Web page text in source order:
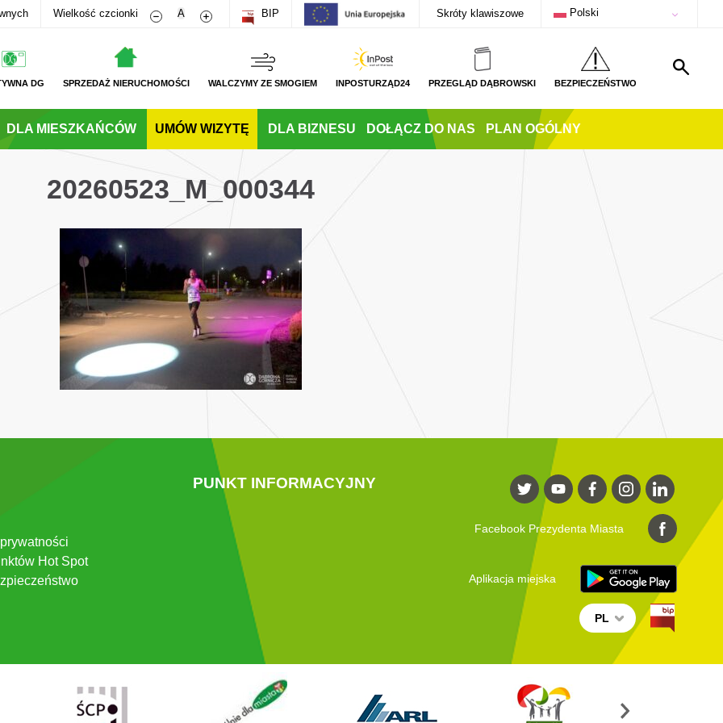
Wielkość czcionki Zmniejsz rozmiar czcionki
A Zwiększ rozmiar czcionki
BIP Skróty klawiszowe Polski
DG SPRZEDAŻ NIERUCHOMOŚCI WALCZYMY ZE SMOGIEM INPOSTURZĄD24 PRZEGLĄD DĄBROWSKI BEZPIECZEŃSTWO
DLA MIESZKAŃCÓW UMÓW WIZYTĘ DLA BIZNESU DOŁĄCZ DO NAS PLAN OGÓLNY
20260523_M_000344
Hot Spot
PUNKT INFORMACYJNY
Facebook Prezydenta Miasta
Aplikacja miejska
PL